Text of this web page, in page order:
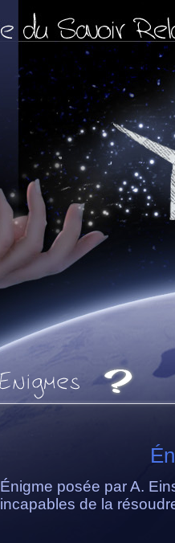
Énigme posée par A.
incapables de la